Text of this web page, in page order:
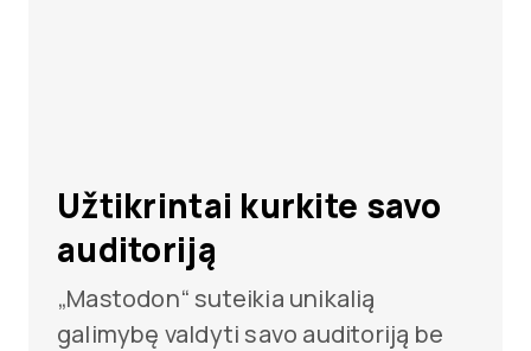
Užtikrintai kurkite savo
auditoriją
„Mastodon“ suteikia unikalią
galimybę valdyti savo auditoriją be